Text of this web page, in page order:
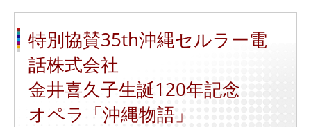
特別協賛35th沖縄セルラー電
話株式会社
金井喜久子生誕120年記念
オペラ「沖縄物語」